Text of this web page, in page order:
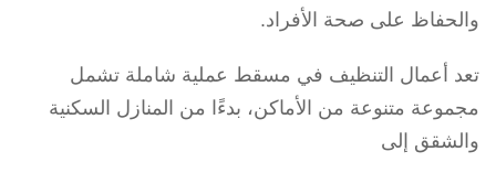
والحفاظ على صحة الأفراد.
تعد أعمال التنظيف في مسقط عملية شاملة تشمل
مجموعة متنوعة من الأماكن، بدءًا من المنازل السكنية
والشقق إلى